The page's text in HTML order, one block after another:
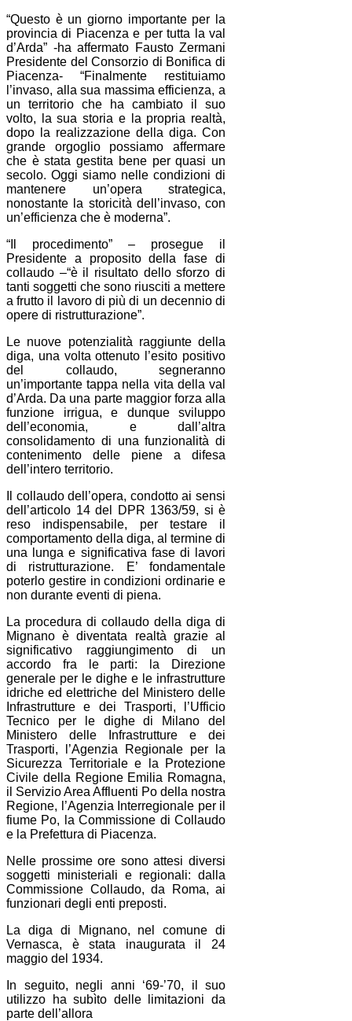
“Questo è un giorno importante per la
provincia di Piacenza e per tutta la val
d’Arda” -ha affermato Fausto Zermani
Presidente del Consorzio di Bonifica di
Piacenza- “Finalmente restituiamo
l’invaso, alla sua massima efficienza, a
un territorio che ha cambiato il suo
volto, la sua storia e la propria realtà,
dopo la realizzazione della diga. Con
grande orgoglio possiamo affermare
che è stata gestita bene per quasi un
secolo. Oggi siamo nelle condizioni di
mantenere un’opera strategica,
nonostante la storicità dell’invaso, con
un’efficienza che è moderna”.
“Il procedimento” – prosegue il
Presidente a proposito della fase di
collaudo –“è il risultato dello sforzo di
tanti soggetti che sono riusciti a mettere
a frutto il lavoro di più di un decennio di
opere di ristrutturazione”.
Le nuove potenzialità raggiunte della
diga, una volta ottenuto l’esito positivo
del collaudo, segneranno
un’importante tappa nella vita della val
d’Arda. Da una parte maggior forza alla
funzione irrigua, e dunque sviluppo
dell’economia, e dall’altra
consolidamento di una funzionalità di
contenimento delle piene a difesa
dell’intero territorio.
Il collaudo dell’opera, condotto ai sensi
dell’articolo 14 del DPR 1363/59, si è
reso indispensabile, per testare il
comportamento della diga, al termine di
una lunga e significativa fase di lavori
di ristrutturazione. E’ fondamentale
poterlo gestire in condizioni ordinarie e
non durante eventi di piena.
La procedura di collaudo della diga di
Mignano è diventata realtà grazie al
significativo raggiungimento di un
accordo fra le parti: la Direzione
generale per le dighe e le infrastrutture
idriche ed elettriche del Ministero delle
Infrastrutture e dei Trasporti, l’Ufficio
Tecnico per le dighe di Milano del
Ministero delle Infrastrutture e dei
Trasporti, l’Agenzia Regionale per la
Sicurezza Territoriale e la Protezione
Civile della Regione Emilia Romagna,
il Servizio Area Affluenti Po della nostra
Regione, l’Agenzia Interregionale per il
fiume Po, la Commissione di Collaudo
e la Prefettura di Piacenza.
Nelle prossime ore sono attesi diversi
soggetti ministeriali e regionali: dalla
Commissione Collaudo, da Roma, ai
funzionari degli enti preposti.
La diga di Mignano, nel comune di
Vernasca, è stata inaugurata il 24
maggio del 1934.
In seguito, negli anni ‘69-’70, il suo
utilizzo ha subìto delle limitazioni da
parte dell’allora